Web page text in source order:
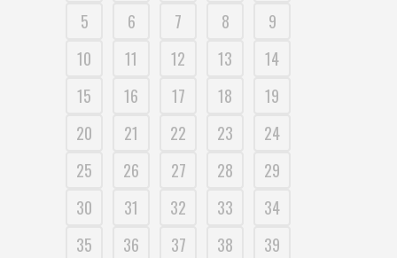
5
6 7 8
9
10
11 12 13
14
15
16 17 18
19
20
21 22 23
24
25
26 27 28
29
30
31 32 33
34
35
36 37 38
39